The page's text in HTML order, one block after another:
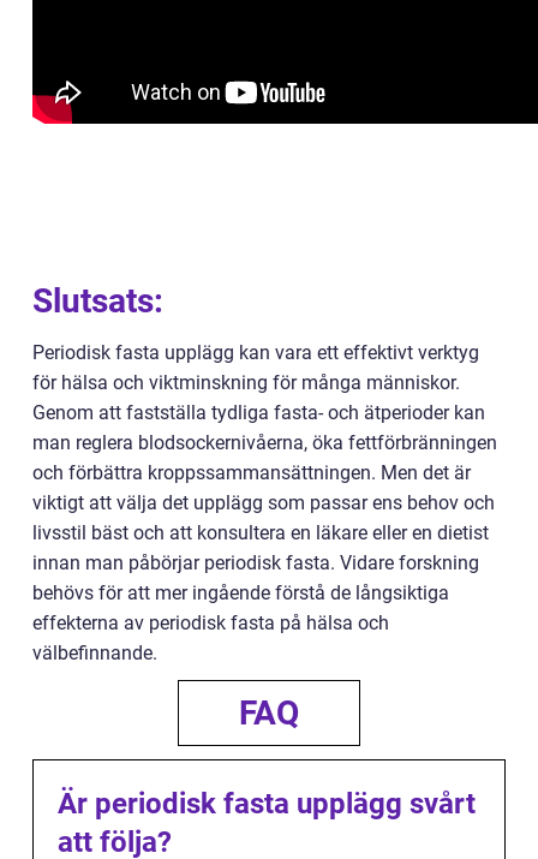
Slutsats:
Periodisk fasta upplägg kan vara ett effektivt verktyg
för hälsa och viktminskning för många människor.
Genom att fastställa tydliga fasta- och ätperioder kan
man reglera blodsockernivåerna, öka fettförbränningen
och förbättra kroppssammansättningen. Men det är
viktigt att välja det upplägg som passar ens behov och
livsstil bäst och att konsultera en läkare eller en dietist
innan man påbörjar periodisk fasta. Vidare forskning
behövs för att mer ingående förstå de långsiktiga
effekterna av periodisk fasta på hälsa och
välbefinnande.
FAQ
Är periodisk fasta upplägg svårt
att följa?